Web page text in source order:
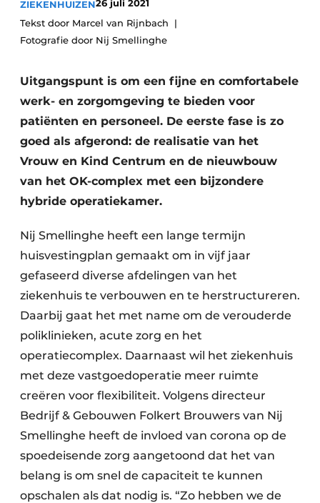
Podcasts
Privacy / Cookie statement
Vacatures
Video’s
Laboratoria
ZIEKENHUIZEN26 juli 2021
Tekst door Marcel van Rijnbach
Fotografie door Nij Smellinghe
Uitgangspunt is om een fijne en comfortabele
werk- en zorgomgeving te bieden voor
patiënten en personeel. De eerste fase is zo
goed als afgerond: de realisatie van het
Vrouw en Kind Centrum en de nieuwbouw
van het OK-complex met een bijzondere
hybride operatiekamer.
Nij Smellinghe heeft een lange termijn
huisvestingplan gemaakt om in vijf jaar
gefaseerd diverse afdelingen van het
ziekenhuis te verbouwen en te herstructureren.
Daarbij gaat het met name om de verouderde
poliklinieken, acute zorg en het
operatiecomplex. Daarnaast wil het ziekenhuis
met deze vastgoedoperatie meer ruimte
creëren voor flexibiliteit. Volgens directeur
Bedrijf & Gebouwen Folkert Brouwers­ van Nij
Smellinghe heeft de invloed van corona op de
spoedeisende zorg aangetoond dat het van
belang is om snel de capaciteit te kunnen
opschalen als dat nodig is. “Zo hebben we de